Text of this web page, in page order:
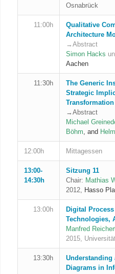
Osnabrück
11:00h
Qualitative
Architecture
→Abstract
Simon Hacks
Aachen
11:30h
The Generic
Strategic
→Abstract
Michael
Böhm, and
12:00h Mittagessen
13:00-
14:30h
Sitzung 11
Chair: Mathias
2012, Hasso
13:00h
Digital
Technologies,
Manfred
2015,
13:30h
Diagrams in